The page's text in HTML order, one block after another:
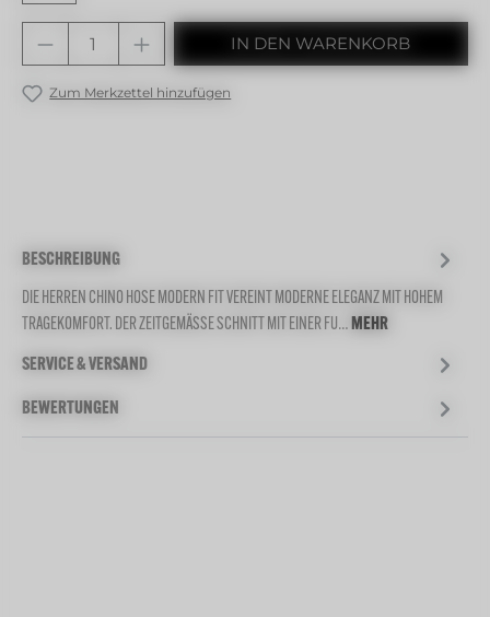
Produkt Anzahl: Gib den
IN DEN WARENKORB
Zum Merkzettel hinzufügen
BESCHREIBUNG
DIE HERREN CHINO HOSE MODERN FIT VEREINT MODERNE ELEGANZ MIT HOHEM
TRAGEKOMFORT. DER ZEITGEMÄSSE SCHNITT MIT EINER FU…MEHR
SERVICE & VERSAND
BEWERTUNGEN